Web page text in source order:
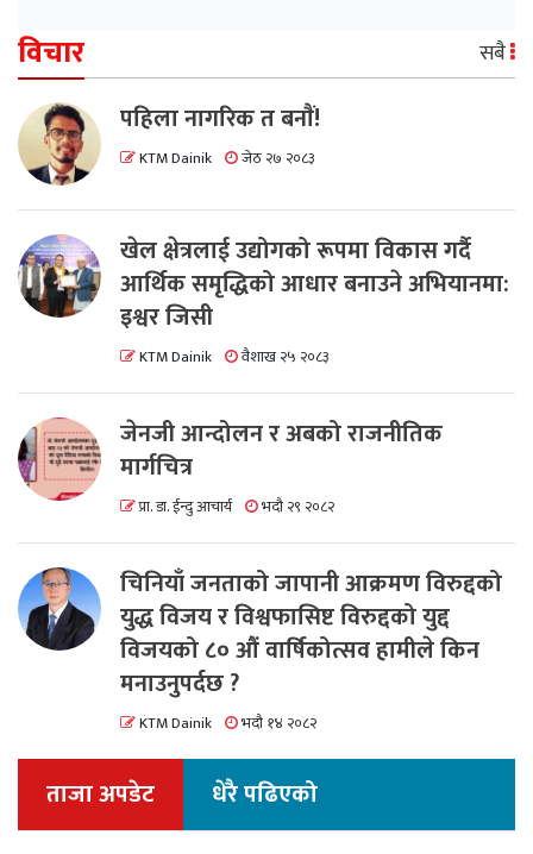
विचार सबै
पहिला नागरिक त बनाैं!
KTM Dainik जेठ २७ २०८३
खेल क्षेत्रलाई उद्योगको रूपमा विकास गर्दै
आर्थिक समृद्धिको आधार बनाउने अभियानमा:
इश्वर जिसी
KTM Dainik वैशाख २५ २०८३
जेनजी आन्दोलन र अबको राजनीतिक
मार्गचित्र
प्रा. डा. ईन्दु आचार्य भदौ २९ २०८२
चिनियाँ जनताको जापानी आक्रमण विरुद्दको
युद्ध विजय र विश्वफासिष्ट विरुद्दको युद्द
विजयको ८० औं वार्षिकोत्सव हामीले किन
मनाउनुपर्दछ ?
KTM Dainik भदौ १४ २०८२
ताजा अपडेट धेरै पढिएको